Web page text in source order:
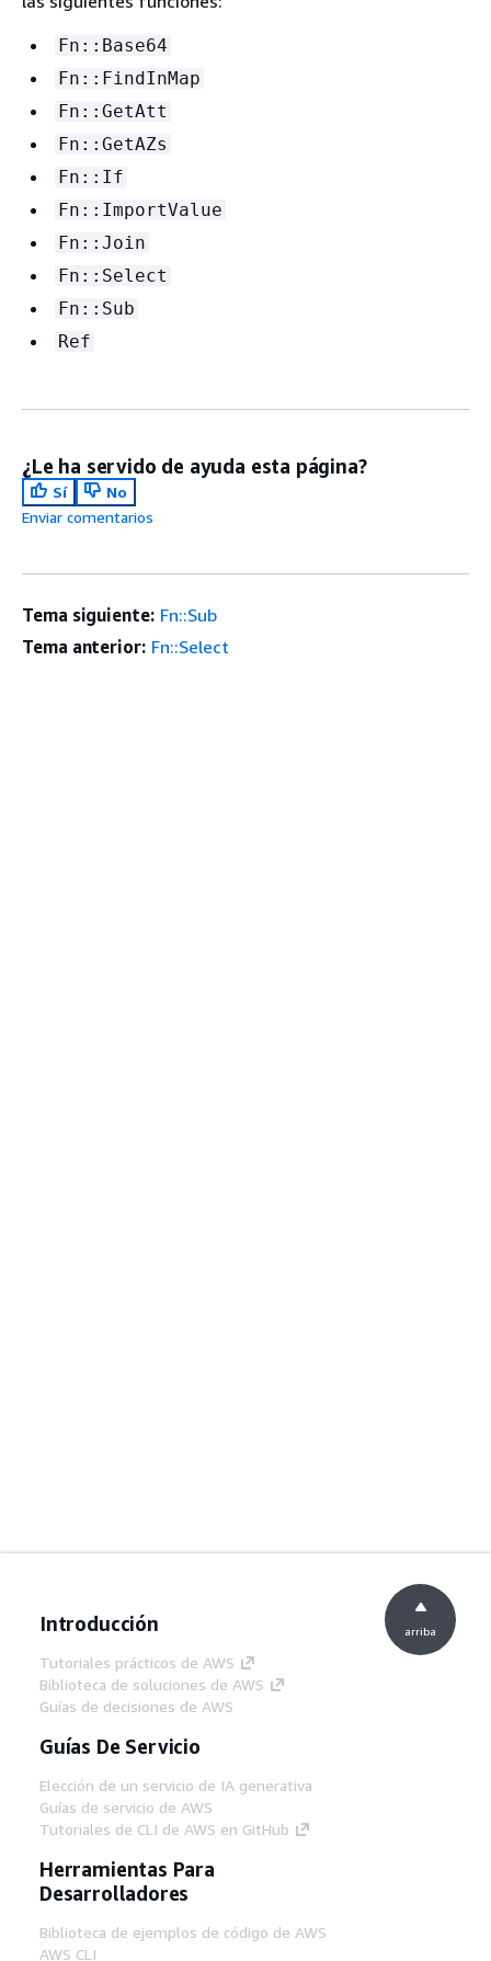
Fn::Base64
Fn::FindInMap
Fn::GetAtt
Fn::GetAZs
Fn::If
Fn::ImportValue
Fn::Join
Fn::Select
Fn::Sub
Ref
¿Le ha servido de ayuda esta página?
Sí
No
Enviar comentarios
Tema siguiente: Fn::Sub
Tema anterior: Fn::Select
Introducción
Tutoriales prácticos de AWS
Biblioteca de soluciones de AWS
Guías de decisiones de AWS
Guías De Servicio
Elección de un servicio de IA generativa
Guías de servicio de AWS
Tutoriales de CLI de AWS en GitHub
Herramientas Para
Desarrolladores
Biblioteca de ejemplos de código de AWS
AWS CLI
arriba